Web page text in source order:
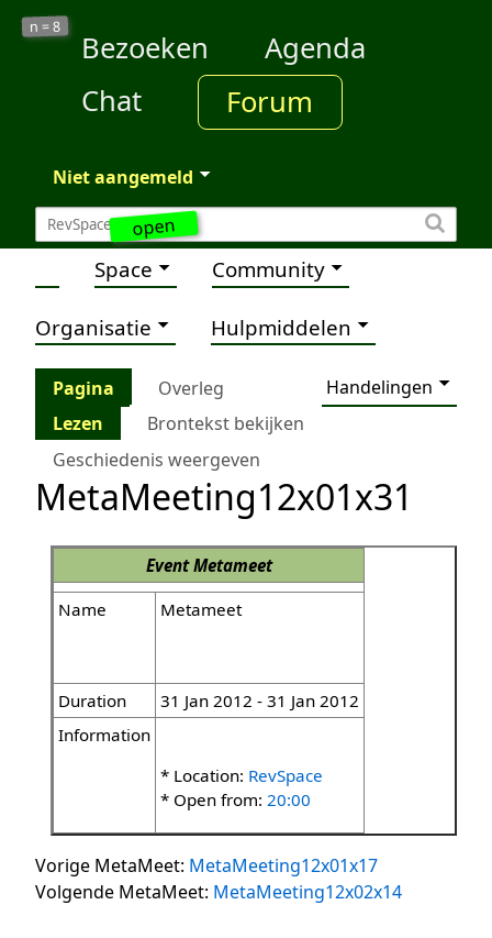
open
n =8
Bezoeken
Agenda
Chat
Forum
Niet aangemeld
Space Community
Organisatie Hulpmiddelen
Pagina Overleg
Handelingen
Lezen
Brontekst bekijken
Geschiedenis weergeven
MetaMeeting12x01x31
EventMetameet
Name
Metameet
Duration
31 Jan 2012 - 31 Jan 2012
Information
* Location: RevSpace
* Open from: 20:00
Vorige MetaMeet: MetaMeeting12x01x17
Volgende MetaMeet: MetaMeeting12x02x14